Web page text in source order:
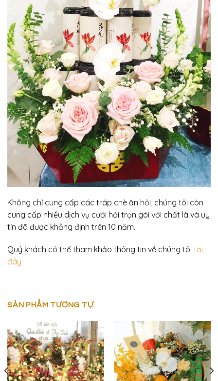
Không chỉ cung cấp các tráp chè ăn hỏi, chúng tôi còn
cung cấp nhiều dịch vụ cưới hỏi trọn gói với chất là và uy
tín đã được khẳng định trên 10 năm.
Quý khách có thể tham khảo thông tin về chúng tôi tại
đây
SẢN PHẨM TƯƠNG TỰ